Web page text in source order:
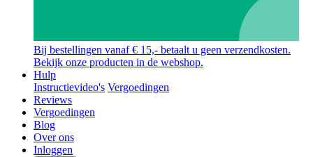
Bij bestellingen vanaf € 15,- betaalt u geen verzendkosten.
Bekijk onze producten in de webshop.
Hulp
Instructievideo's Vergoedingen
Reviews
Vergoedingen
Blog
Over ons
Inloggen